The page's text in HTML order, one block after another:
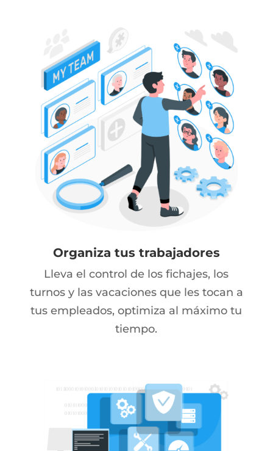
Organiza tus trabajadores
Lleva el control de los fichajes, los
turnos y las vacaciones que les tocan a
tus empleados, optimiza al máximo tu
tiempo.